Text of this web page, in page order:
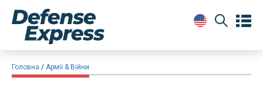
Головна Армії & Війни